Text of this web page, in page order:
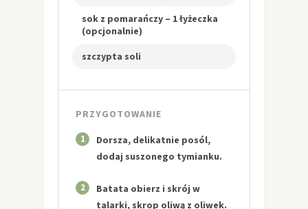
sok z pomarańczy – 1 łyżeczka
(opcjonalnie)
szczypta soli
PRZYGOTOWANIE
1
Dorsza, delikatnie posól,
dodaj suszonego tymianku.
2
Batata obierz i skrój w
talarki, skrop oliwą z oliwek.